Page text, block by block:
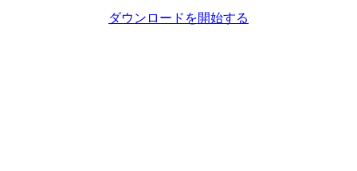
ダウンロードを開始する